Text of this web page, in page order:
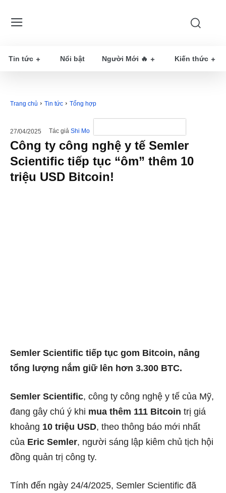
Tin tức Nổi bật Người Mới 🔥 Kiến thức
Trang chủ Tin tức Tổng hợp
27/04/2025 Tác giả Shi Mo
Công ty công nghệ y tế Semler
Scientific tiếp tục “ôm” thêm 10
triệu USD Bitcoin!
Semler Scientific tiếp tục gom Bitcoin, nâng
tổng lượng nắm giữ lên hơn 3.300 BTC.
Semler Scientific, công ty công nghệ y tế của Mỹ,
đang gây chú ý khi mua thêm 111 Bitcoin trị giá
khoảng 10 triệu USD, theo thông báo mới nhất
của Eric Semler, người sáng lập kiêm chủ tịch hội
đồng quản trị công ty.
Tính đến ngày 24/4/2025, Semler Scientific đã